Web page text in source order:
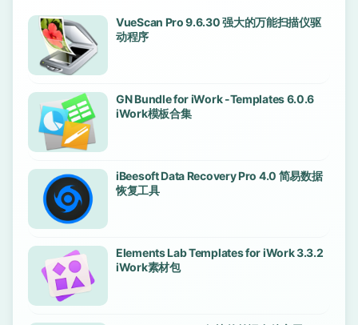
VueScan Pro 9.6.30 强大的万能扫描仪驱
动程序
GN Bundle for iWork -Templates 6.0.6
iWork模板合集
iBeesoft Data Recovery Pro 4.0 简易数据
恢复工具
Elements Lab Templates for iWork 3.3.2
iWork素材包